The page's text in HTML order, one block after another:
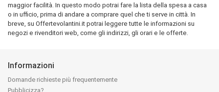
maggior facilità. In questo modo potrai fare la lista della spesa a casa
o in ufficio, prima di andare a comprare quel che ti serve in città. In
breve, su Offertevolantini.it potrai leggere tutte le informazioni su
negozi e rivenditori web, come gli indirizzi, gli orari e le offerte.
Informazioni
Domande richieste più frequentemente
Pubblicizza?